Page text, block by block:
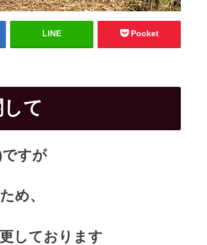
LINE Pocket
て
すが
め、
しております